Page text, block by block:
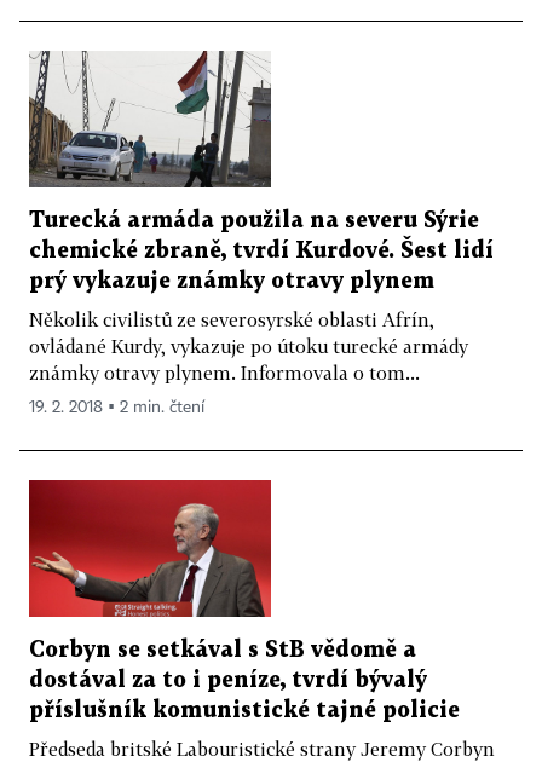
Turecká armáda použila na severu Sýrie
chemické zbraně, tvrdí Kurdové. Šest lidí
prý vykazuje známky otravy plynem
Několik civilistů ze severosyrské oblasti Afrín,
ovládané Kurdy, vykazuje po útoku turecké armády
známky otravy plynem. Informovala o tom...
19. 2. 2018 ▪ 2 min. čtení
Corbyn se setkával s StB vědomě a
dostával za to i peníze, tvrdí bývalý
příslušník komunistické tajné policie
Předseda britské Labouristické strany Jeremy Corbyn